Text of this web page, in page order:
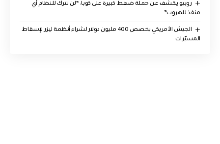
روبيو يكشف عن حملة ضغط كبيرة على كوبا: “لن نترك للنظام أي
منفذ للهروب”
الجيش الأمريكي يخصص 400 مليون دولار لشراء أنظمة ليزر لإسقاط
المسيّرات